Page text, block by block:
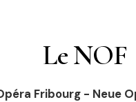
Le NOF
Fribourg - Neue